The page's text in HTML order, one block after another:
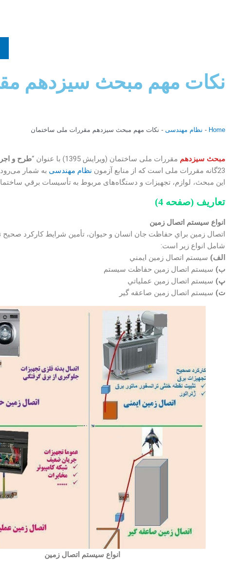
نکات مهم مبحث سیزدهم
Home
- نظام مهندسی - نکات مهم مبحث سیزدهم مقررات ملی ساختمان
مبحث سیزدهم مقررات ملی ساختمان (ویرایش 1395) با عنوان “ طرح و
23گانه مقررات ملی است که از منابع آزمون
نظام مهندسی به شمار
این مبحث، لوازم، تجهيزات و دستگاه‌های مربوط به تأسيسات برقي
تعاریف (صفحه 4)
انواع سيستم اتصال زمين
اتصال زمين براي حفاظت جان انسان و حيوان، تأمين شرايط كاركرد
شامل انواع زير است:
الف) سيستم اتصال زمين ايمني
ب) سيستم اتصال زمين حفاظت سيستم
پ) سيستم اتصال زمين عملياتي
ت) سيستم اتصال زمين صاعقه گير
انواع سيستم اتصال زمين